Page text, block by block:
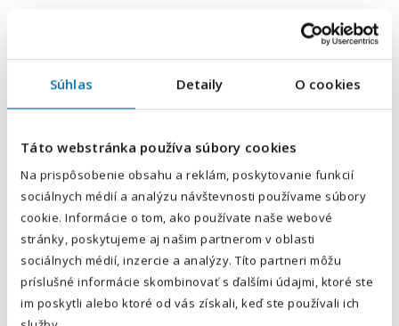
Súhlas Detaily O cookies
Táto webstránka používa súbory cookies
Na prispôsobenie obsahu a reklám, poskytovanie funkcií
sociálnych médií a analýzu návštevnosti používame súbory
cookie. Informácie o tom, ako používate naše webové
stránky, poskytujeme aj našim partnerom v oblasti
sociálnych médií, inzercie a analýzy. Títo partneri môžu
príslušné informácie skombinovať s ďalšími údajmi, ktoré ste
im poskytli alebo ktoré od vás získali, keď ste používali ich
naplánovať trasu
Váš telefón*
+421
Predvoľba
Odoslaním súhlasíte saspracovaním osobných údajov.
Odoslať